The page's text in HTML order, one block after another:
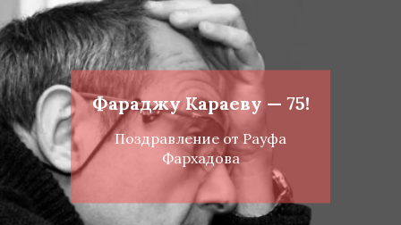
Фараджу Караеву — 75!
Поздравление от Рауфа
Фархадова